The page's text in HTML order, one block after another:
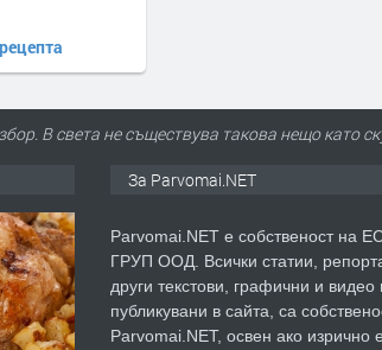
В света не съществува такова нещо като
За Parvomai.NET
Parvomai.NET е собственост
ГРУП ООД. Всички статии,
други текстови, графични и
публикувани в сайта, са
Parvomai.NET, освен ако изрично